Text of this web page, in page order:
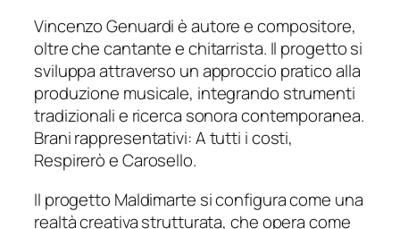
Vincenzo Genuardi è autore e compositore,
oltre che cantante e chitarrista. Il progetto si
sviluppa attraverso un approccio pratico alla
produzione musicale, integrando strumenti
tradizionali e ricerca sonora contemporanea.
Brani rappresentativi:A tutti i costi,
RespireròeCarosello.
Il progetto Maldimarte si configura come una
realtà creativa strutturata, che opera come